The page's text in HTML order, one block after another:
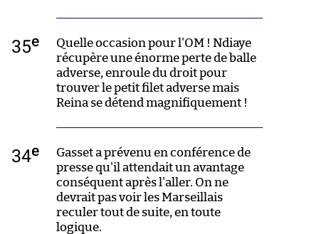
35e
Quelle occasion pour l'OM ! Ndiaye
récupère une énorme perte de balle
adverse, enroule du droit pour
trouver le petit filet adverse mais
Reina se détend magnifiquement !
34e
Gasset a prévenu en conférence de
presse qu'il attendait un avantage
conséquent après l'aller. On ne
devrait pas voir les Marseillais
reculer tout de suite, en toute
logique.